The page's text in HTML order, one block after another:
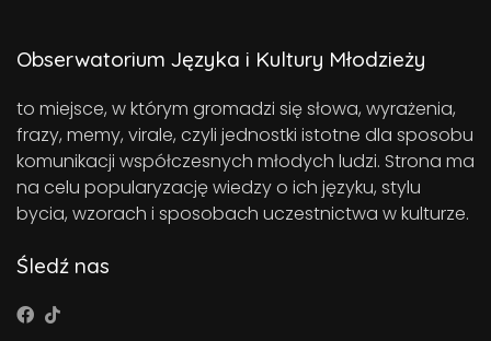
Obserwatorium Języka i Kultury Młodzieży
to miejsce, w którym gromadzi się słowa, wyrażenia,
frazy, memy, virale, czyli jednostki istotne dla sposobu
komunikacji współczesnych młodych ludzi. Strona ma
na celu popularyzację wiedzy o ich języku, stylu
bycia, wzorach i sposobach uczestnictwa w kulturze.
Śledź nas